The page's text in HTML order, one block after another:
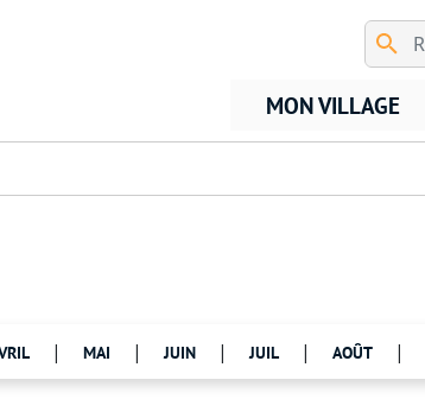
MON VILLAGE
| MAI | JUIN | JUIL | AOÛT |